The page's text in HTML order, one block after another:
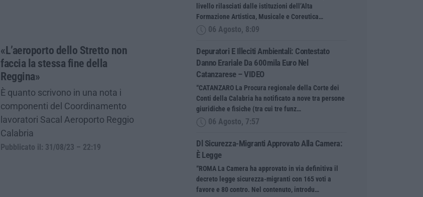
«L’aeroporto dello Stretto non
faccia la stessa fine della
Reggina»
È quanto scrivono in una nota i
componenti del Coordinamento
lavoratori Sacal Aeroporto Reggio
Calabria
Pubblicato il: 31/08/23 – 22:19
livello rilasciati dalle istituzioni dell’Alta
Formazione Artistica, Musicale e Coreutica…
06 Agosto, 8:09
Depuratori E Illeciti Ambientali: Contestato
Danno Erariale Da 600mila Euro Nel
Catanzarese – VIDEO
“CATANZARO La Procura regionale della Corte dei
Conti della Calabria ha notificato a nove tra persone
giuridiche e fisiche (tra cui tre funz…
06 Agosto, 7:57
Dl Sicurezza-Migranti Approvato Alla Camera:
È Legge
“ROMA La Camera ha approvato in via definitiva il
decreto legge sicurezza-migranti con 165 voti a
favore e 80 contro. Nel contenuto, introdu…